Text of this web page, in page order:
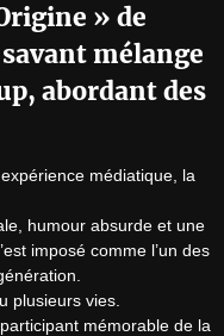
» de
mélange
abordant des
médiatique, la
humour absurde et une
imposé comme l’un des
plusieurs vies.
mémorable de la